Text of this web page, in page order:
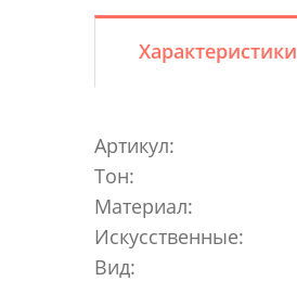
Характеристики
Артикул:
Тон:
Материал:
Искусственные:
Вид: